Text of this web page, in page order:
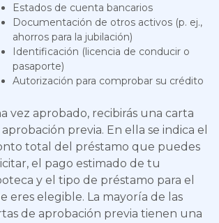
Estados de cuenta bancarios
Documentación de otros activos (p. ej.,
ahorros para la jubilación)
Identificación (licencia de conducir o
pasaporte)
Autorización para comprobar su crédito
vez aprobado, recibirás una carta
previa. En ella se indica el
total del préstamo que puedes
el pago estimado de tu
y el tipo de préstamo para el
eres elegible. La mayoría de las
de aprobación previa tienen una